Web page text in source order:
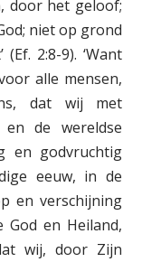
door het geloof;
niet op grond
2:8-9). ‘Want
alle mensen,
dat wij met
de wereldse
en godvruchtig
eeuw, in de
en verschijning
en Heiland,
wij, door Zijn